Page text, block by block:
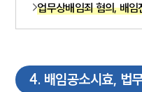
법
뉴스레
업무상배임죄 혐의, 배임
4. 배임공소시효, 법